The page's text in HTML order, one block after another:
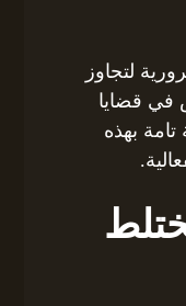
لتجاوز
في قضايا
بهذه